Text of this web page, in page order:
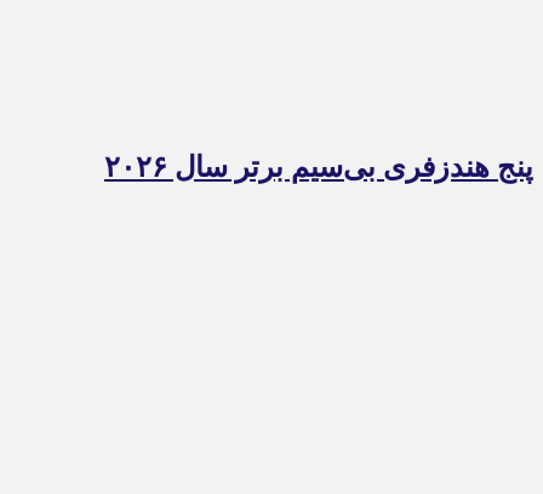
پنج هندزفری بی‌سیم برتر سال ۲۰۲۶